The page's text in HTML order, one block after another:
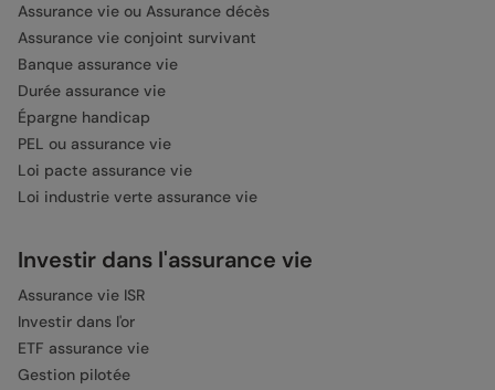
Assurance vie ou Assurance décès
Assurance vie conjoint survivant
Banque assurance vie
Durée assurance vie
Épargne handicap
PEL ou assurance vie
Loi pacte assurance vie
Loi industrie verte assurance vie
Investir dans l'assurance vie
Assurance vie ISR
Investir dans l'or
ETF assurance vie
Gestion pilotée